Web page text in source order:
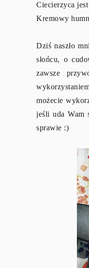
Ciecierzyca
Kremowy
Dziś naszło
słońcu, o
zawsze
możecie
jeśli uda Wam
sprawie :)